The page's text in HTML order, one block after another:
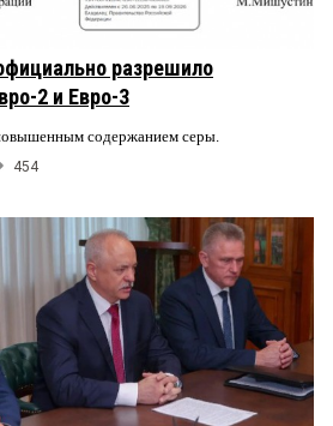
разрешило
2 и Евро-3
содержанием серы.
454